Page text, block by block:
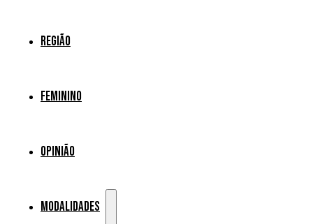
Região
Feminino
Opinião
Modalidades